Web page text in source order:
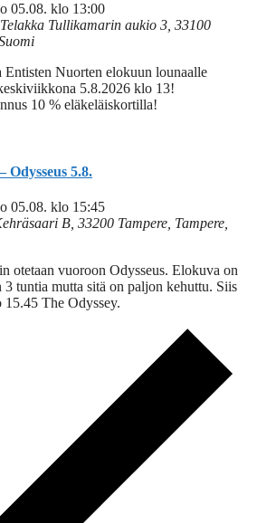
05.08. klo 13:00
Tullikamarin aukio 3, 33100
Entisten Nuorten elokuun lounaalle
5.8.2026 klo 13!
10 % eläkeläiskortilla!
Odysseus 5.8.
05.08. klo 15:45
B, 33200 Tampere, Tampere,
otetaan vuoroon Odysseus. Elokuva on
3 tuntia mutta sitä on paljon kehuttu. Siis
The Odyssey.